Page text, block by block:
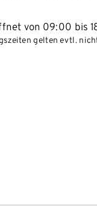
von 09:00 bis
gelten evtl.